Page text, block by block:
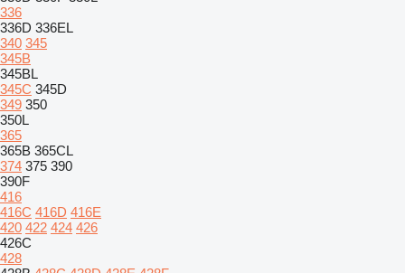
336
336D 336EL
340 345
345B
345BL
345C 345D
349 350
350L
365
365B 365CL
374 375 390
390F
416
416C 416D 416E
420 422 424 426
426C
428